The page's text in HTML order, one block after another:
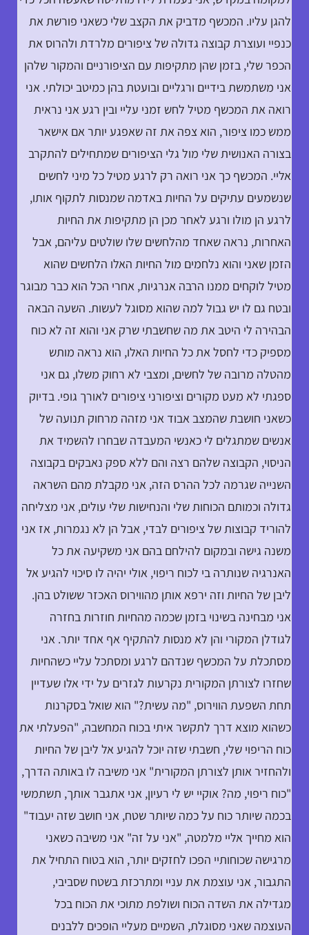
להגן עליו. המכשף מדביק את הקצב שלי כשאני פורשת את
כנפיי ועוצרת קבוצה גדולה של ציפורים מלרדת ולהרוס את
הכפר שלי, בזמן שהן מתקיפות עם הציפורניים והמקור שלהן
אני משתמשת בידיים ורגליים ובועטת בהן כמיטב יכולתי. אני
רואה את המכשף מטיל לחש זמני עליי ובין רגע אני נראית
ממש כמו ציפור, הוא צפה את זה שאפגע יותר אם אישאר
בצורה האנושית שלי מול גלי הציפורים שמתחילים להתקרב
אליי. המכשף כך אני רואה רק לרגע מטיל כל מיני לחשים
שנשמעים עתיקים על החיות באדמה שמנסות לתקוף אותו,
לרגע הן מולו ורגע לאחר מכן הן מתקיפות את החיות
האחרות, נראה שאחד מהלחשים שלו שולטים עליהם, אבל
הזמן שאני והוא נלחמים מול החיות האלו הלחשים שהוא
מטיל לוקחים ממנו הרבה אנרגיות, אחרי הכל הוא כבר מבוגר
ובטח גם לו יש גבול למה שהוא מסוגל לעשות. השעה הבאה
הבהירה לי היטב את מה שחשבתי שרק אני והוא זה לא כוח
מספיק כדי לחסל את כל החיות האלו, הוא נראה מותש
מהטלה מרובה של לחשים, ומצבי לא רחוק משלו, גם אני
ספגתי לא מעט מקורים וציפורני ציפורים לאורך גופי. בדיוק
כשאני חושבת שהמצב אבוד אני מזהה מרחוק תנועה של
אנשים שמתגלים לי כאנשי המעבדה שבחרו להשמיד את
הניסוי, הקבוצה שלהם רצה והם ללא ספק נאבקים בקבוצה
השנייה שגרמה לכל ההרס הזה, אני מקבלת מהם השראה
גדולה וכמותם הכוחות שלי והנחישות שלי עולים, אני מצליחה
להוריד קבוצות של ציפורים לבדי, אבל הן לא נגמרות, אז אני
משנה גישה ובמקום להילחם בהם אני משקיעה את כל
האנרגיה שנותרה בי לכוח ריפוי, אולי יהיה לו סיכוי להגיע אל
ליבן של החיות וזה ירפא אותן מהווירוס האכזר ששולט בהן.
אני מבחינה בשינוי בזמן שכמה מהחיות חוזרות בחזרה
לגודלן המקורי והן לא מנסות להתקיף אף אחד יותר. אני
מסתכלת על המכשף שנדהם לרגע ומסתכל עליי כשהחיות
שחזרו לצורתן המקורית נקרעות לגזרים על ידי אלו שעדיין
תחת השפעת הווירוס, "מה עשית?" הוא שואל בסקרנות
כשהוא מוצא דרך לתקשר איתי בכוח המחשבה, "הפעלתי את
כוח הריפוי שלי, חשבתי שזה יוכל להגיע אל ליבן של החיות
ולהחזיר אותן לצורתן המקורית" אני משיבה לו באותה הדרך,
"כוח ריפוי, מה? אוקיי יש לי רעיון, אני אתגבר אותך, תשתמשי
בכמה שיותר כוח על כמה שיותר שטח, אני חושב שזה יעבוד"
הוא מחייך אליי מלמטה, "אני על זה" אני משיבה כשאני
מרגישה שכוחותיי הפכו לחזקים יותר, הוא בטוח התחיל את
התגבור, אני עוצמת את עניי ומתרכזת בשטח שסביבי,
מגדילה את השדה הכוח ושולפת מתוכי את הכוח בכל
העוצמה שאני מסוגלת, השמיים מעליי הופכים ללבנים